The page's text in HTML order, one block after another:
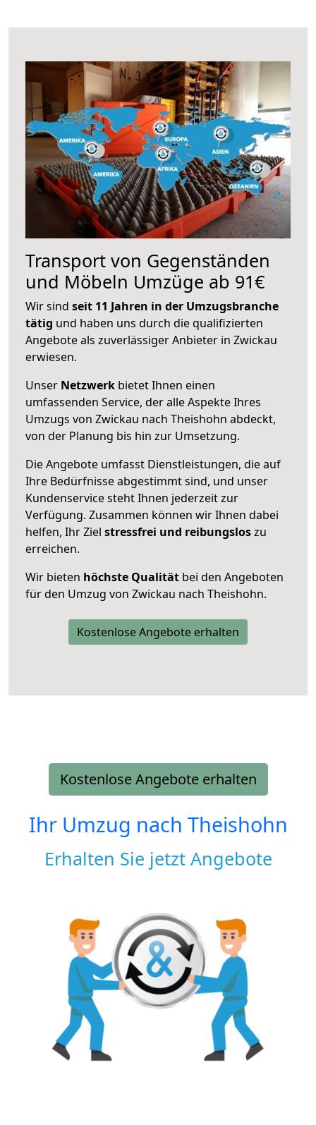
Transport von Gegenständen
und Möbeln Umzüge ab 91€
Wir sind seit 11 Jahren in der Umzugsbranche
tätig und haben uns durch die qualifizierten
Angebote als zuverlässiger Anbieter in Zwickau
erwiesen.
Unser Netzwerk bietet Ihnen einen
umfassenden Service, der alle Aspekte Ihres
Umzugs von Zwickau nach Theishohn abdeckt,
von der Planung bis hin zur Umsetzung.
Die Angebote umfasst Dienstleistungen, die auf
Ihre Bedürfnisse abgestimmt sind, und unser
Kundenservice steht Ihnen jederzeit zur
Verfügung. Zusammen können wir Ihnen dabei
helfen, Ihr Ziel stressfrei und reibungsloszu
erreichen.
Wir bieten höchste Qualität bei den Angeboten
für den Umzug von Zwickau nach Theishohn.
Kostenlose Angebote erhalten
Kostenlose Angebote erhalten
Ihr Umzug nach Theishohn
Erhalten Sie jetzt Angebote